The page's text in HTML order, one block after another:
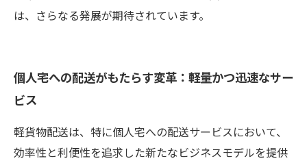
は、さらなる発展が期待されています。
個人宅への配送がもたらす変革：軽量かつ迅速なサー
ビス
軽貨物配送は、特に個人宅への配送サービスにおいて、
効率性と利便性を追求した新たなビジネスモデルを提供